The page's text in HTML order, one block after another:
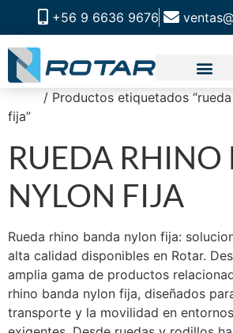
+56 9 6636 9676
/ Productos etiquetados
fija”
RUEDA
NYLON FIJA
Rueda rhino banda nylon fija:
alta calidad disponibles en Rotar.
amplia gama de productos
rhino banda nylon fija, diseñados
transporte y la movilidad en